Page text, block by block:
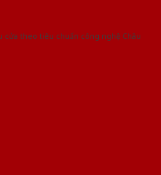
theo tiêu chuẩn công nghệ Châu